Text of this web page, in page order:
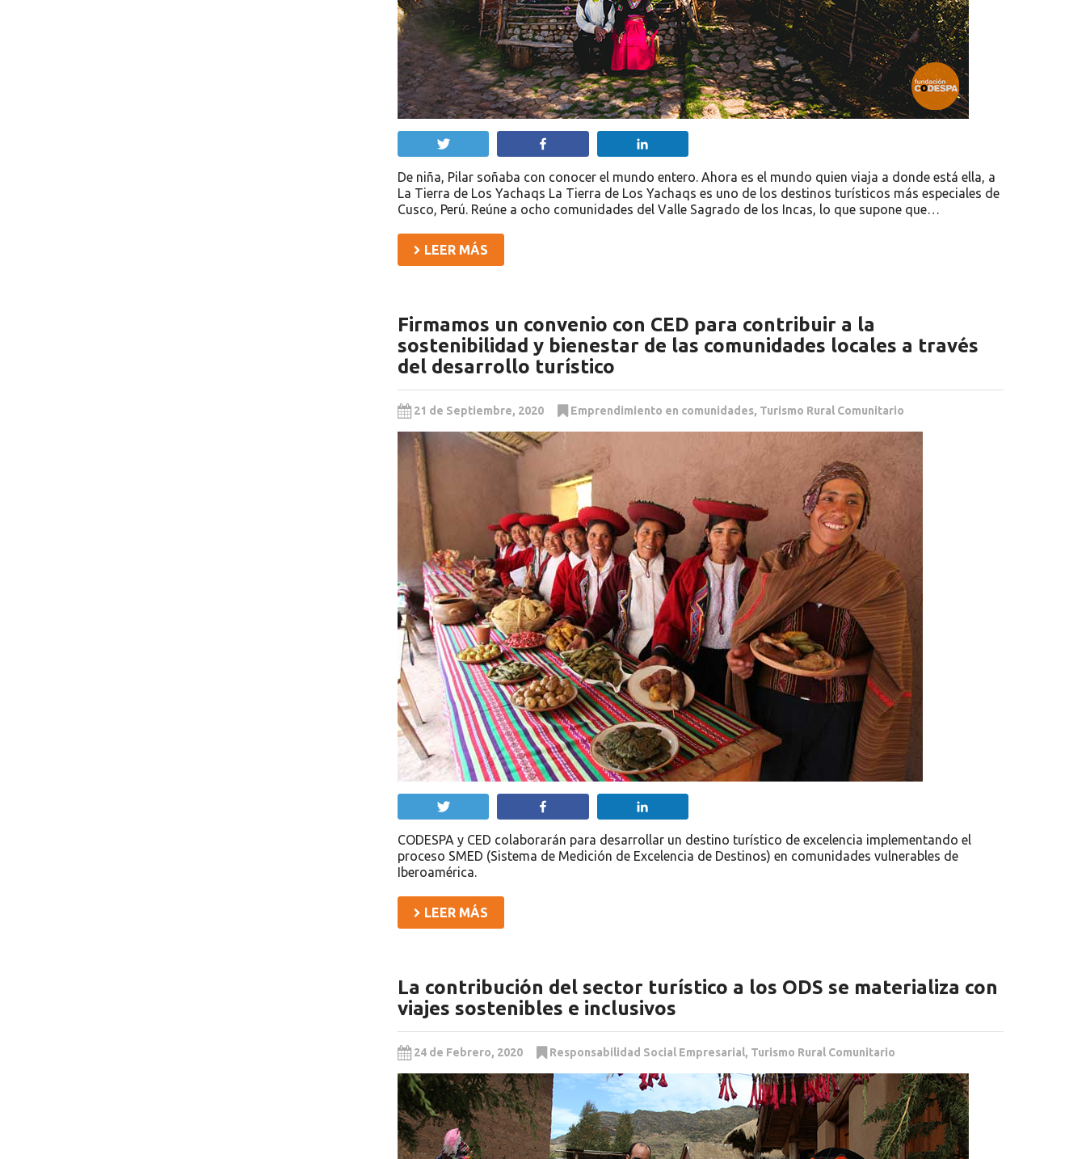
De niña, Pilar soñaba con conocer el mundo entero. Ahora es el mundo quien viaja a donde está ella, a
La Tierra de Los Yachaqs La Tierra de Los Yachaqs es uno de los destinos turísticos más especiales de
Cusco, Perú. Reúne a ocho comunidades del Valle Sagrado de los Incas, lo que supone que…
LEER MÁS
Firmamos un convenio con CED para contribuir a la
sostenibilidad y bienestar de las comunidades locales a través
del desarrollo turístico
21 de Septiembre, 2020 Emprendimiento en comunidades, Turismo Rural Comunitario
CODESPA y CED colaborarán para desarrollar un destino turístico de excelencia implementando el
proceso SMED (Sistema de Medición de Excelencia de Destinos) en comunidades vulnerables de
Iberoamérica.
LEER MÁS
La contribución del sector turístico a los ODS se materializa con
viajes sostenibles e inclusivos
24 de Febrero, 2020 Responsabilidad Social Empresarial, Turismo Rural Comunitario